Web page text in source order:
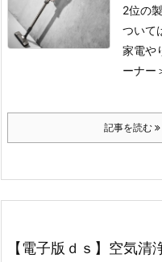
2位の
ついて
家電や
ーナー
記事を読む
【電子版ｄｓ】空気